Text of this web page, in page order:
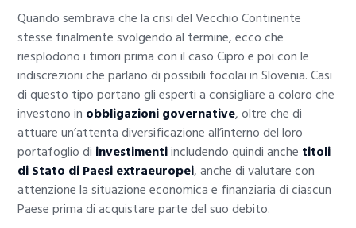
Quando sembrava che la crisi del Vecchio Continente
stesse finalmente svolgendo al termine, ecco che
riesplodono i timori prima con il caso Cipro e poi con le
indiscrezioni che parlano di possibili focolai in Slovenia. Casi
di questo tipo portano gli esperti a consigliare a coloro che
investono in obbligazioni governative, oltre che di
attuare un’attenta diversificazione all’interno del loro
portafoglio diinvestimentiincludendo quindi anche titoli
di Stato di Paesi extraeuropei, anche di valutare con
attenzione la situazione economica e finanziaria di ciascun
Paese prima di acquistare parte del suo debito.